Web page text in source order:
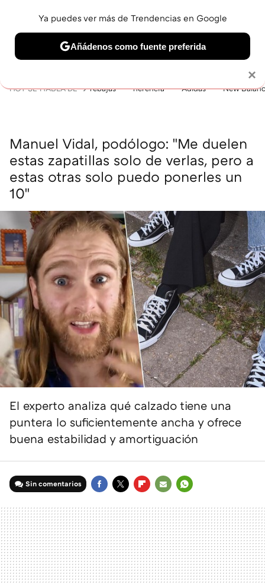
BELLEZA SHOPPING VIAJES GASTRO SNEAKERS
HOY SE HABLA DE rebajas herencia Adidas New
Manuel Vidal, podólogo: "Me duelen
estas zapatillas solo de verlas, pero a
estas otras solo puedo ponerles un
10"
El experto analiza qué calzado tiene una
puntera lo suficientemente ancha y ofrece
buena estabilidad y amortiguación
Sin comentarios
MAIL
×
Ya puedes ver más de Trendencias en Google
Añádenos como fuente preferida